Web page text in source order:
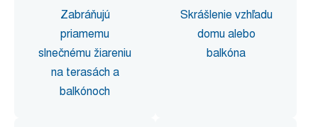
Zabráňujú
priamemu
slnečnému žiareniu
na terasách a
balkónoch
Skrášlenie vzhľadu
domu alebo
balkóna